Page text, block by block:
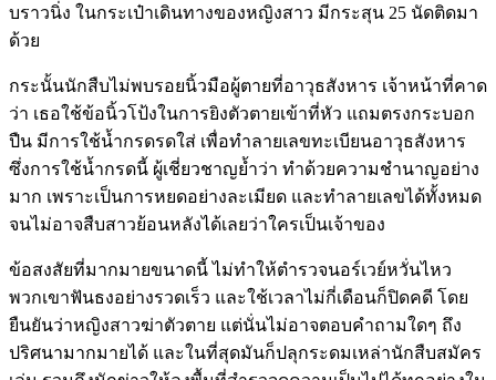
บราวนิ่ง ในกระเป๋าเดินทางของหญิงสาว มีกระสุน 25 นัดติดมา
ด้วย
กระนั้นนักสืบไม่พบรอยนิ้วมือผู้ตายที่อาวุธสังหาร เจ้าหน้าที่คาด
ว่า เธอใช้ข้อนิ้วโป้งในการยิงตัวตายเข้าที่หัว แถมตรงกระบอก
ปืน มีการใช้น้ำกรดรดใส่ เพื่อทำลายเลขทะเบียนอาวุธสังหาร
ซึ่งการใช้น้ำกรดนี้ ผู้เชี่ยวชาญย้ำว่า ทำด้วยความชำนาญอย่าง
มาก เพราะเป็นการหยดอย่างละเมียด และทำลายเลขได้ทั้งหมด
จนไม่อาจสืบสาวย้อนหลังได้เลยว่าใครเป็นเจ้าของ
ข้อสงสัยที่มากมายขนาดนี้ ไม่ทำให้ตำรวจนอร์เวย์หวั่นไหว
พวกเขาฟันธงอย่างรวดเร็ว และใช้เวลาไม่กี่เดือนก็ปิดคดี โดย
ยืนยันว่าหญิงสาวฆ่าตัวตาย แต่นั่นไม่อาจตอบคำถามใดๆ ถึง
ปริศนามากมายได้ และในที่สุดมันก็ปลุกระดมเหล่านักสืบสมัคร